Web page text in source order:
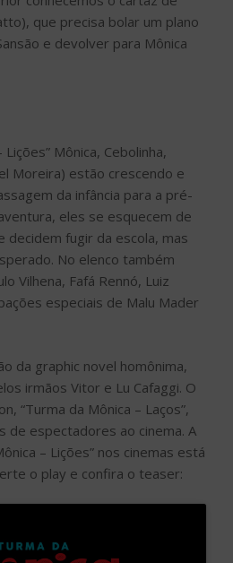
que precisa bolar um plano
e devolver para Mônica
Mônica, Cebolinha,
Moreira) estão crescendo e
da infância para a pré-
eles se esquecem de
decidem fugir da escola, mas
No elenco também
Vilhena, Fafá Rennó, Luiz
especiais de Malu Mader
da graphic novel homônima,
irmãos Vitor e Lu Cafaggi. O
“Turma da Mônica – Laços”,
de espectadores ao cinema. A
– Lições” nos cinemas está
o play e confira o teaser: